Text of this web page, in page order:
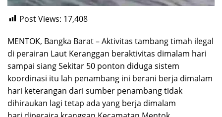
Post Views: 17,408
MENTOK, Bangka Barat – Aktivitas tambang timah ilegal
di perairan Laut Keranggan beraktivitas dimalam hari
sampai siang Sekitar 50 ponton diduga sistem
koordinasi itu lah penambang ini berani berja dimalam
hari keterangan dari sumber penambang tidak
dihiraukan lagi tetap ada yang berja dimalam